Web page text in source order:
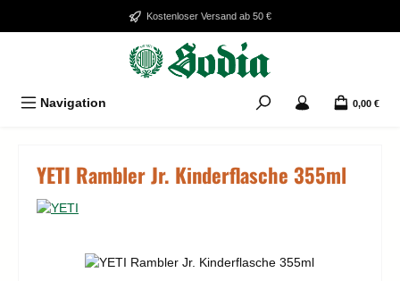
Zum Hauptinhalt springenKostenloser Versand ab 50 €
Navigation 0,00 €
YETI Rambler Jr. Kinderflasche 355ml
Bildergalerie überspringen